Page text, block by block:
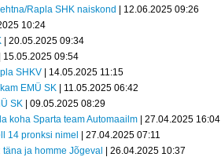
Rapla SHK naiskond
| 12.06.2025 09:26
10:24
| 20.05.2025 09:34
| 15.05.2025 09:54
SHKV
| 14.05.2025 11:15
EMÜ SK | 11.05.2025 06:42
SK | 09.05.2025 08:29
koha Sparta team Automaailm | 27.04.2025 16:04
14 pronksi nimel
| 27.04.2025 07:11
ja homme Jõgeval
| 26.04.2025 10:37